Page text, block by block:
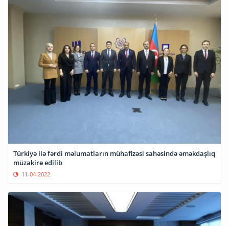
Türkiyə ilə fərdi məlumatların mühafizəsi sahəsində əməkdaşlıq
müzakirə edilib
11-04-2022